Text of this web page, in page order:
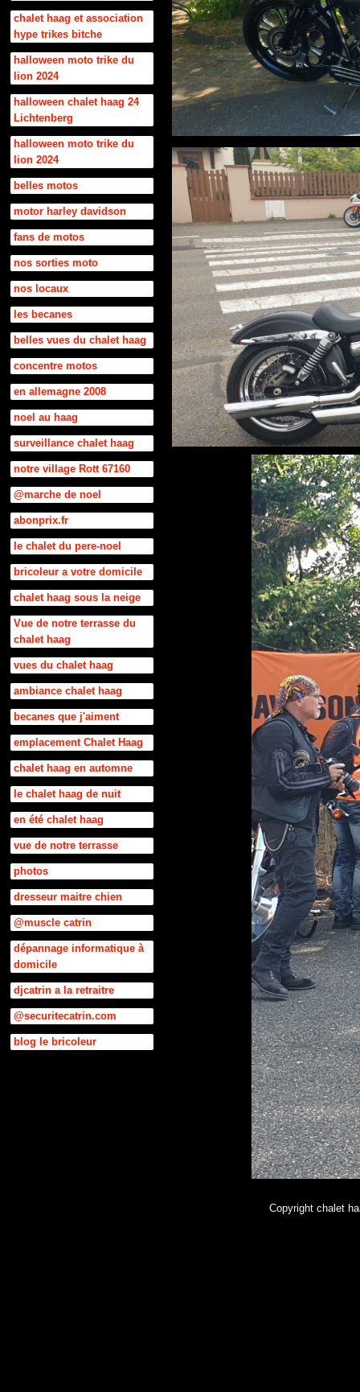
chalet haag et association
hype trikes bitche
halloween moto trike du
lion 2024
halloween chalet haag 24
Lichtenberg
halloween moto trike du
lion 2024
belles motos
motor harley davidson
fans de motos
nos sorties moto
nos locaux
les becanes
belles vues du chalet haag
concentre motos
en allemagne 2008
noel au haag
surveillance chalet haag
notre village Rott 67160
@marche de noel
abonprix.fr
le chalet du pere-noel
bricoleur a votre domicile
chalet haag sous la neige
Vue de notre terrasse du
chalet haag
vues du chalet haag
ambiance chalet haag
becanes que j'aiment
emplacement Chalet Haag
chalet haag en automne
le chalet haag de nuit
en été chalet haag
vue de notre terrasse
photos
dresseur maitre chien
@muscle catrin
dépannage informatique à
domicile
djcatrin a la retraitre
@securitecatrin.com
blog le bricoleur
Copyright chalet